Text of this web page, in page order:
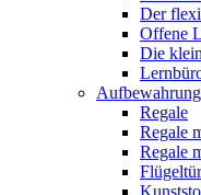
Der
Offene
Die
Aufbewahrung
Regale
Regale
Regale